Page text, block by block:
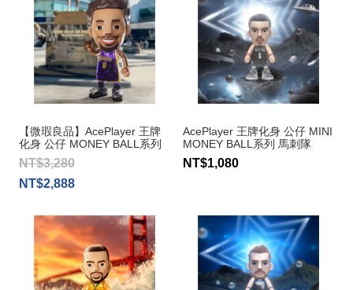
【微瑕良品】AcePlayer 王牌
化身 公仔 MONEY BALL系列
湖人隊 Kobe Bryant #8
NT$3,280
NT$2,888
AcePlayer 王牌化身 公仔 MINI
MONEY BALL系列 馬刺隊
Victor Wembanyama #1
NT$1,080